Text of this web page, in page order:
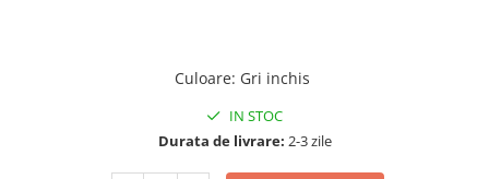
Culoare: Gri inchis
IN STOC
Durata de livrare: 2-3 zile